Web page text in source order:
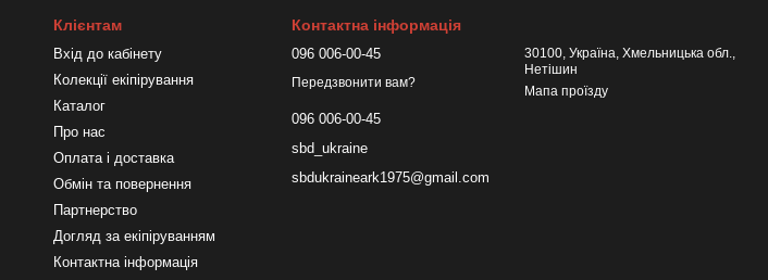
Клієнтам
Вхід до кабінету
Колекції екіпірування
Каталог
Про нас
Оплата і доставка
Обмін та повернення
Партнерство
Догляд за екіпіруванням
Контактна інформація
Контактна інформація
096 006-00-45
Передзвонити вам?
096 006-00-45
sbd_ukraine
sbdukraineark1975@gmail.com
30100, Україна, Хмельницька обл.,
Нетішин
Мапа проїзду